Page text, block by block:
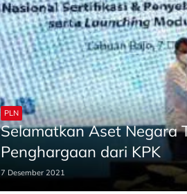
PLN
Selamatkan Aset Negara
Penghargaan dari KPK
7 Desember 2021